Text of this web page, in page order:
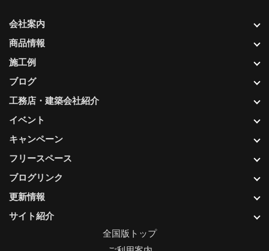
更新情報
サイト紹介
会社案内
商品情報
施工例
ブログ
工務店・建築会社紹介
イベント
キャンペーン
フリースペース
ブログリンク
全国版トップ